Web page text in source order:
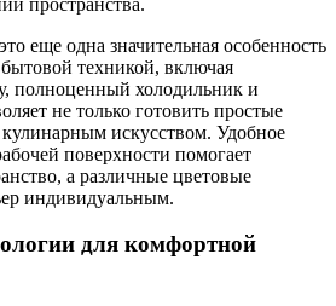
еще одна значительная особенность
техникой, включая
полноценный холодильник и
не только готовить простые
искусством. Удобное
поверхности помогает
а различные цветовые
индивидуальным.
для комфортной